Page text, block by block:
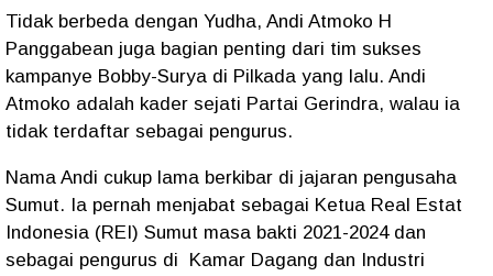
Tidak berbeda dengan Yudha, Andi Atmoko H
Panggabean juga bagian penting dari tim sukses
kampanye Bobby-Surya di Pilkada yang lalu. Andi
Atmoko adalah kader sejati Partai Gerindra, walau ia
tidak terdaftar sebagai pengurus.
Nama Andi cukup lama berkibar di jajaran pengusaha
Sumut. Ia pernah menjabat sebagai Ketua Real Estat
Indonesia (REI) Sumut masa bakti 2021-2024 dan
sebagai pengurus di
Kamar Dagang dan Industri